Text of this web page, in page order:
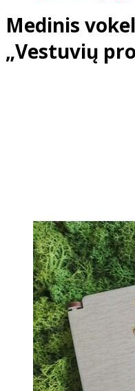
Medinis
„Vestuvių